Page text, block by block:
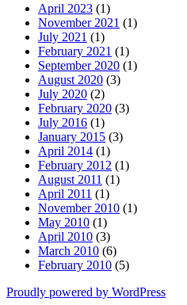
April 2023 (1)
November 2021 (1)
July 2021 (1)
February 2021 (1)
September 2020 (1)
August 2020 (3)
July 2020 (2)
February 2020 (3)
July 2016 (1)
January 2015 (3)
April 2014 (1)
February 2012 (1)
August 2011 (1)
April 2011 (1)
November 2010 (1)
May 2010 (1)
April 2010 (3)
March 2010 (6)
February 2010 (5)
Proudly powered by WordPress